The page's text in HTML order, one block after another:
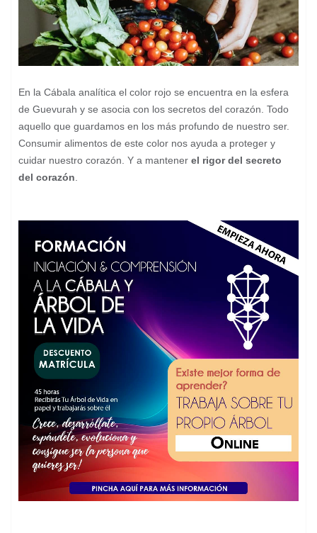
En la Cábala analítica el color rojo se encuentra en la esfera
de Guevurah y se asocia con los secretos del corazón. Todo
aquello que guardamos en los más profundo de nuestro ser.
Consumir alimentos de este color nos ayuda a proteger y
cuidar nuestro corazón. Y a mantener el rigor del secreto
del corazón